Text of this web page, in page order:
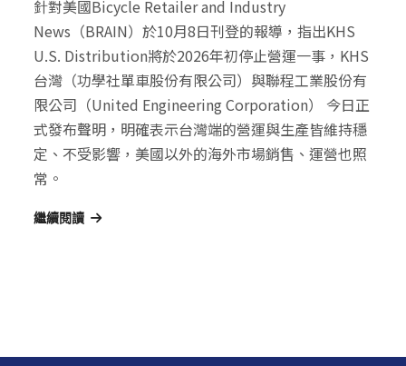
針對美國Bicycle Retailer and Industry
News（BRAIN）於10月8日刊登的報導，指出KHS
U.S. Distribution將於2026年初停止營運一事，KHS
台灣（功學社單車股份有限公司）與聯程工業股份有
限公司（United Engineering Corporation） 今日正
式發布聲明，明確表示台灣端的營運與生產皆維持穩
定、不受影響，美國以外的海外市場銷售、運營也照
常。
繼續閱讀